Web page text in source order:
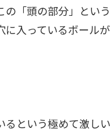
「頭の部分」とい
入っているボール
という極めて激しい